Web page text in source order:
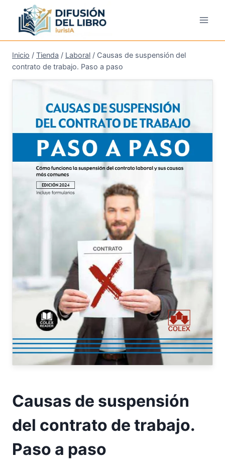
contenido
Inicio / Tienda / Laboral / Causas de suspensión del
contrato de trabajo. Paso a paso
Causas de suspensión
del contrato de trabajo.
Paso a paso